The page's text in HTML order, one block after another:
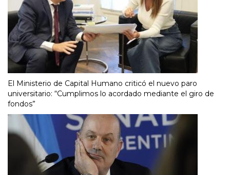
El Ministerio de Capital Humano criticó el nuevo paro
universitario: “Cumplimos lo acordado mediante el giro de
fondos”